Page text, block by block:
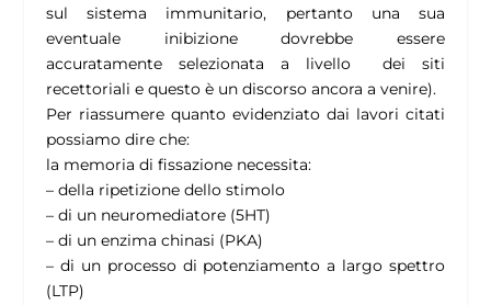
sul sistema immunitario, pertanto una sua
eventuale inibizione dovrebbe essere
accuratamente selezionata a livello dei siti
recettoriali e questo è un discorso ancora a venire).
Per riassumere quanto evidenziato dai lavori citati
possiamo dire che:
la memoria di fissazione necessita:
– della ripetizione dello stimolo
– di un neuromediatore (5HT)
– di un enzima chinasi (PKA)
– di un processo di potenziamento a largo spettro
(LTP)